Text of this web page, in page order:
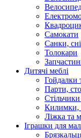
Самокати
Санки,
Толокари
Дитячі меблі
Гойдалки
Парти,
Килимки,
Ліжка та
Іграшки для